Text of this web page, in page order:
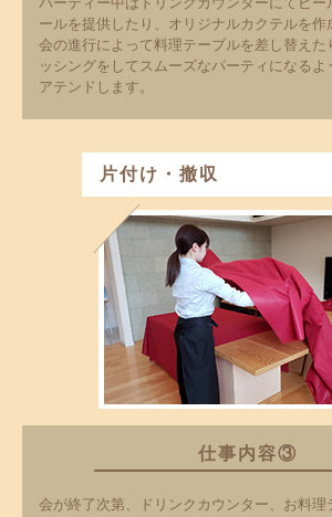
ールを提供したり、オリジナルカクテルを作
会の進行によって料理テーブルを差し替えた
ッシングをしてスムーズなパーティになるよ
アテンドします。
片付け・撤収
仕事内容③
会が終了次第、ドリンクカウンター、お料理